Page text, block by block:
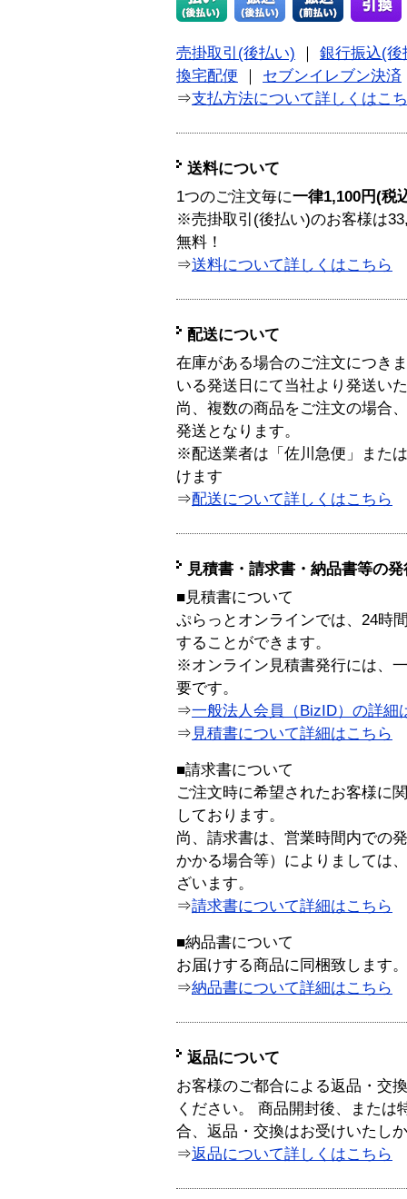
売掛取引(後払い)
銀行振込(後
換宅配便
セブンイレブン決済
⇒支払方法について詳しくはこ
送料について
1つのご注文毎に一律1,100円(税
※売掛取引(後払い)のお客様は
無料！
⇒送料について詳しくはこちら
配送について
在庫がある場合のご注文につき
いる発送日にて当社より発送い
尚、複数の商品をご注文の場合
発送となります。
※配送業者は「佐川急便」また
けます
⇒配送について詳しくはこちら
見積書・請求書・納品書等の
■見積書について
ぷらっとオンラインでは、24時
することができます。
※オンライン見積書発行には、
要です。
⇒一般法人会員（BizID）の詳細
⇒ 見積書について詳細はこちら
■請求書について
ご注文時に希望されたお客様に
しております。
尚、請求書は、営業時間内での
かかる場合等）によりましては
ざいます。
⇒請求書について詳細はこちら
■納品書について
お届けする商品に同梱致します。
⇒納品書について詳細はこちら
返品について
お客様のご都合による返品・交
ください。 商品開封後、または
合、返品・交換はお受けいたし
⇒返品について詳しくはこちら